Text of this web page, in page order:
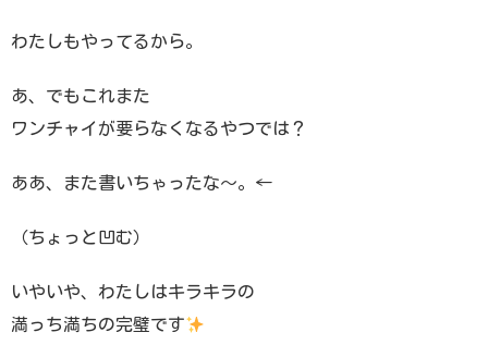
わたしもやってるから。
あ、でもこれまた
ワンチャイが要らなくなるやつでは？
ああ、また書いちゃったな〜。←
（ちょっと凹む）
いやいや、わたしはキラキラの
満っち満ちの完璧です